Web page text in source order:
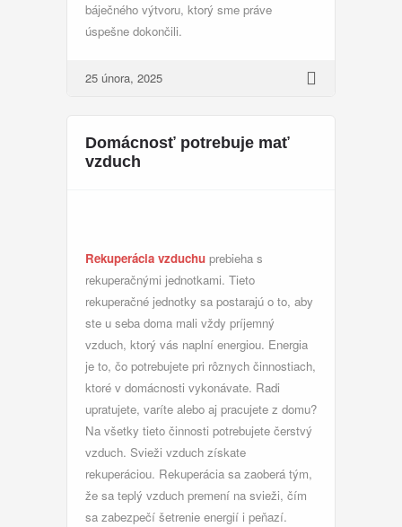
báječného výtvoru, ktorý sme práve
úspešne dokončili.
25 února, 2025
Domácnosť potrebuje mať
vzduch
Rekuperácia vzduchu prebieha s
rekuperačnými jednotkami. Tieto
rekuperačné jednotky sa postarajú o to, aby
ste u seba doma mali vždy príjemný
vzduch, ktorý vás naplní energiou. Energia
je to, čo potrebujete pri rôznych činnostiach,
ktoré v domácnosti vykonávate. Radi
upratujete, varíte alebo aj pracujete z domu?
Na všetky tieto činnosti potrebujete čerstvý
vzduch. Svieži vzduch získate
rekuperáciou. Rekuperácia sa zaoberá tým,
že sa teplý vzduch premení na svieži, čím
sa zabezpečí šetrenie energií i peňazí.